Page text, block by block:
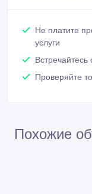
Не платите
услуги
Проверяйте
Похожие